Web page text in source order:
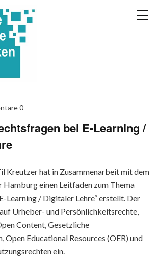
0
bei E-Learning /
Kreutzer hat in Zusammenarbeit mit dem
einen Leitfaden zum Thema
Learning / Digitaler Lehre“ erstellt. Der
Urheber- und Persönlichkeitsrechte,
Content, Gesetzliche
Open Educational Resources (OER) und
ein.